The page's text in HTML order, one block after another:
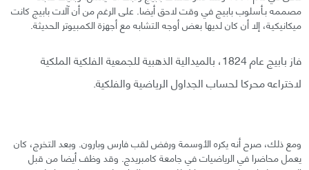
مصممه بـأسلوب بابيج في وقت لاحق أيضا. على الرغم من أن آلات بابيج كانت
ميكانيكية، إلا أن كان لديها بعض أوجه التشابه مع أجهزة الكمبيوتر الحديثة.
فاز بابيج عام 1824، بالميدالية الذهبية للجمعية الفلكية الملكية
لاختراعه محركا لحساب الجداول الرياضية والفلكية.
ومع ذلك، صرح أنه يكره الأوسمة ورفض لقب فارس وبارون. وبعد التخرج، كان
يعمل محاضرا في الرياضيات في جامعة كامبريدج. وقد وظف أيضا من قبل